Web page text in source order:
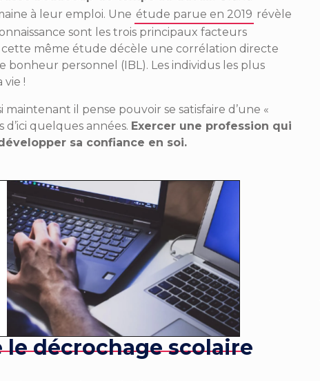
à leur emploi. Une étude parue en 2019 révèle
sont les trois principaux facteurs
même étude décèle une corrélation directe
bonheur personnel (IBL). Les individus les plus
!
il pense pouvoir se satisfaire d’une «
d’ici quelques années. Exercer une profession qui
sa confiance en soi.
décrochage scolaire